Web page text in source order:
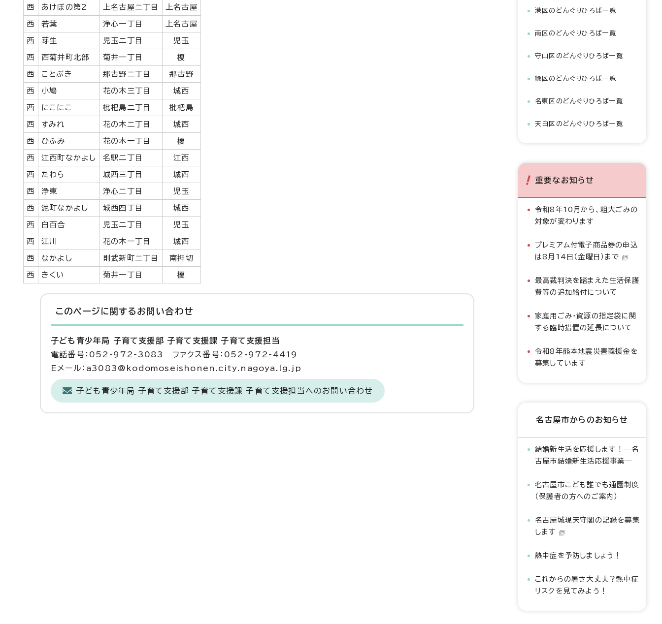
西 あけぼの第2 上名古屋二丁目 上名古屋
西 若葉 浄心一丁目 上名古屋
西 芽生 児玉二丁目 児玉
西 西菊井町北部 菊井一丁目 榎
西 ことぶき 那古野二丁目 那古野
西 小鳩 花の木三丁目 城西
西 にこにこ 枇杷島二丁目 枇杷島
西 すみれ 花の木二丁目 城西
西 ひふみ 花の木一丁目 榎
西 江西町なかよし 名駅二丁目 江西
西 たわら 城西三丁目 城西
西 浄東 浄心二丁目 児玉
西 泥町なかよし 城西四丁目 城西
西 白百合 児玉二丁目 児玉
西 江川 花の木一丁目 城西
西 なかよし 則武新町二丁目 南押切
西 きくい 菊井一丁目 榎
このページに関する お問い合わせ
子ども青少年局 子育て支援部 子育て支援課 子育て支援担当
電話番号：052-972-3083 ファクス番号：052-972-4419
Eメール：a3083@kodomoseishonen.city.nagoya.lg.jp
子ども青少年局 子育て支援部 子育て支援課 子育て支援担当へのお問い合わせ
港区のどんぐりひろば一覧
南区のどんぐりひろば一覧
守山区のどんぐりひろば一覧
緑区のどんぐりひろば一覧
名東区のどんぐりひろば一覧
天白区のどんぐりひろば一覧
重要なお知らせ
令和8年10月から、粗大ごみの
対象が変わります
プレミアム付電子商品券の申込
は8月14日（金曜日）まで
最高裁判決を踏まえた生活保護
費等の追加給付について
家庭用ごみ・資源の指定袋に関
する臨時措置の延長について
令和8年熊本地震災害義援金を
募集しています
名古屋市からのお知らせ
結婚新生活を応援します！―名
古屋市結婚新生活応援事業―
名古屋市こども誰でも通園制度
（保護者の方へのご案内）
名古屋城現天守閣の記録を募集
します
熱中症を予防しましょう！
これからの暑さ大丈夫？熱中症
リスクを見てみよう！